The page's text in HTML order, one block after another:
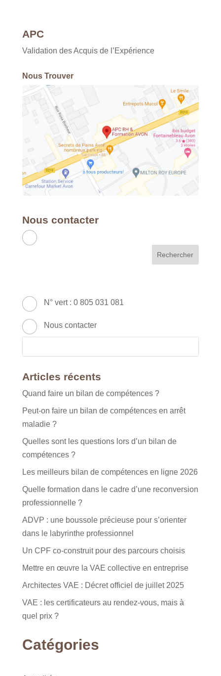
APC
Validation des Acquis de l’Expérience
Nous Trouver
Nous contacter
49 Avenue Franklin Roosevelt - 77210
N° vert : 0 805 031 081
Nous contacter
Articles récents
Quand faire un bilan de compétences ?
Peut-on faire un bilan de compétences en arrêt
maladie ?
Quelles sont les questions lors d’un bilan de
compétences ?
Les meilleurs bilan de compétences en ligne 2026
Quelle formation dans le cadre d’une reconversion
professionnelle ?
ADVP : une boussole précieuse pour s’orienter
dans le labyrinthe professionnel
Un CPF co-construit pour des parcours choisis
Mettre en œuvre la VAE collective en entreprise
Architectes VAE : Décret officiel de juillet 2025
VAE : les certificateurs au rendez-vous, mais à
quel prix ?
Catégories